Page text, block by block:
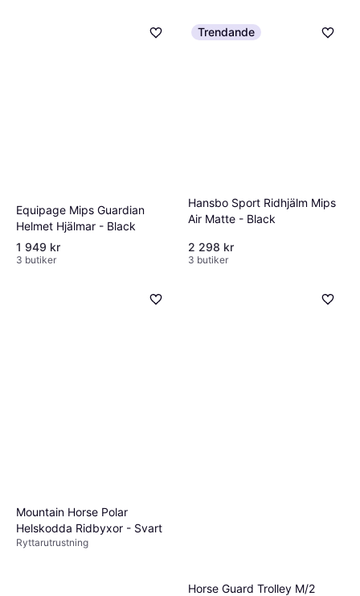
Equipage Mips Guardian
Helmet Hjälmar - Black
1 949 kr
3 butiker
Trendande
Hansbo Sport Ridhjälm Mips
Air Matte - Black
2 298 kr
3 butiker
Mountain Horse Polar
Helskodda Ridbyxor - Svart
Ryttarutrustning
Horse Guard Trolley M/2